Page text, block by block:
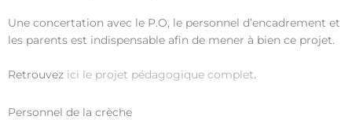
Une concertation avec le P.O, le personnel d’encadrement et
les parents est indispensable afin de mener à bien ce projet.
Retrouvez ici le projet pédagogique complet.
Personnel de la crèche